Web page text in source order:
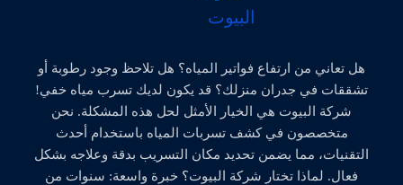
هل تعاني من ارتفاع فواتير المياه؟ هل تلاحظ وجود رطوبة أو
تشققات في جدران منزلك؟ قد يكون لديك تسرب مياه خفي!
شركة البيوت هي الخيار الأمثل لحل هذه المشكلة. نحن
متخصصون في كشف تسربات المياه باستخدام أحدث
التقنيات، مما يضمن تحديد مكان التسريب بدقة وعلاجه بشكل
فعال. لماذا تختار شركة البيوت؟ خبرة واسعة: سنوات من